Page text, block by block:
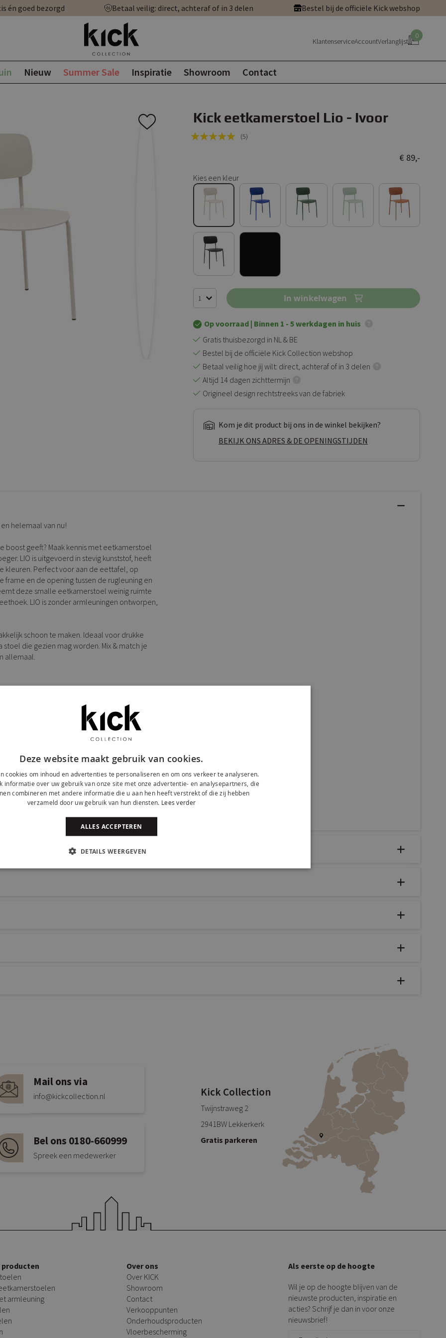
én goed bezorgd Betaal veilig: direct, achteraf of in 3 delen Bestel bij de officiële Kick webshop
KlantenserviceAccountVerlanglijst
0
Nieuw Summer Sale Inspiratie Showroom Contact
Kick eetkamerstoel Lio - Ivoor
Rating:
(5)
€ 89,-
Kies een kleur
In winkelwagen
Op voorraad | Binnen 1 - 5 werkdagen in huis
Gratis thuisbezorgd in NL & BE
Bestel bij de officiële Kick Collection webshop
Betaal veilig hoe jij wilt: direct, achteraf of in 3 delen
Altijd 14 dagen zichttermijn
Origineel design rechtstreeks van de fabriek
Kom je dit product bij ons in de winkel bekijken?
BEKIJK ONS ADRES & DE OPENINGSTIJDEN
helemaal van nu!
boost geeft? Maak kennis met eetkamerstoel
LIO is uitgevoerd in stevig kunststof, heeft
kleuren. Perfect voor aan de eettafel, op
frame en de opening tussen de rugleuning en
deze smalle eetkamerstoel weinig ruimte
LIO is zonder armleuningen ontworpen,
schoon te maken. Ideaal voor drukke
die gezien mag worden. Mix & match je
allemaal.
en onderhoudsvriendelijk
in onze showroom. Eén ding is zeker: met
Mail ons via
info@kickcollection.nl
Bel ons 0180-660999
Spreek een medewerker
Kick Collection
Twijnstraweg 2
2941BW Lekkerkerk
Gratis parkeren
armleuning
Over ons
Over KICK
Showroom
Contact
Verkooppunten
Onderhoudsproducten
Vloerbescherming
Als eerste op de hoogte
Wil je op de hoogte blijven van de
nieuwste producten, inspiratie en
acties? Schrijf je dan in voor onze
nieuwsbrief!
Deze website maakt gebruik van cookies.
cookies om inhoud en advertenties te personaliseren en om ons verkeer te analyseren.
informatie over uw gebruik van onze site met onze advertentie- en analysepartners, die
combineren met andere informatie die u aan hen heeft verstrekt of die zij hebben
verzameld door uw gebruik van hun diensten. Lees verder
ALLES ACCEPTEREN
DETAILS WEERGEVEN